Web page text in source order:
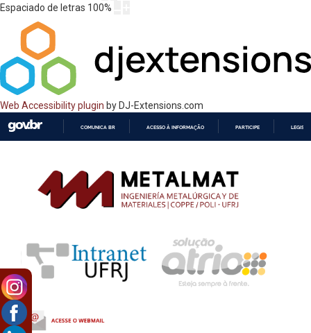
Espaciado de letras 100%
Web Accessibility plugin by DJ-Extensions.com
CONTEÚDO
COMUNICA BR ACESSO À INFORMAÇÃO PARTICIPE